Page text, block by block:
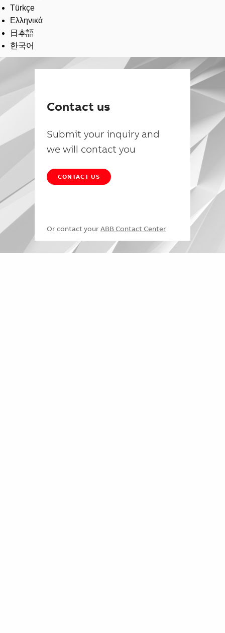
Türkçe
Ελληνικά
日本語
한국어
Contact us
Submit your inquiry and
we will contact you
CONTACT US
Or contact your ABB Contact Center